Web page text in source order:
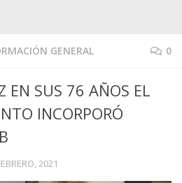
GENERAL 0
EN SUS 76 AÑOS EL
INCORPORÓ
2021